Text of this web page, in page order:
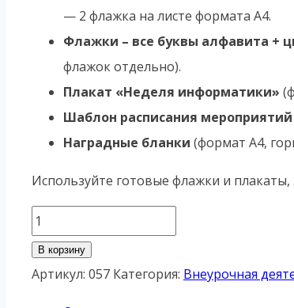
— 2 флажка на листе формата А4.
Флажки – все буквы алфавита +
флажок отдельно).
Плакат «Неделя информатики»
Шаблон расписания мероприятий
Наградные бланки (формат А4,
Используйте готовые флажки и
Количество
товара
Флажки,
В корзину
Артикул: 057 Категория: Внеурочная